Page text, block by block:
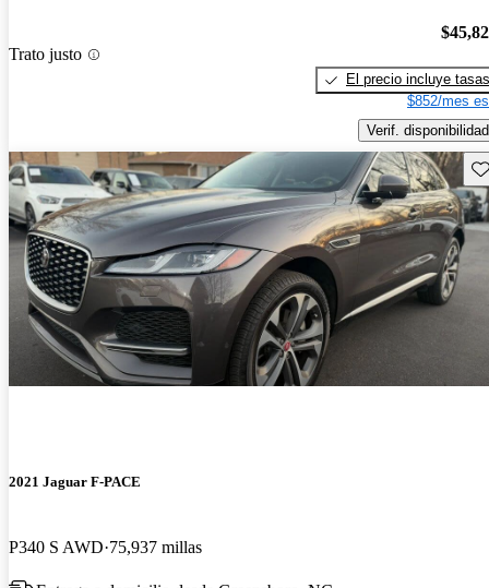
Trato justo
El precio incluye tasas
$852/mes
Verif. disponibilidad
2021 Jaguar F-PACE
P340 S AWD 75,937 millas